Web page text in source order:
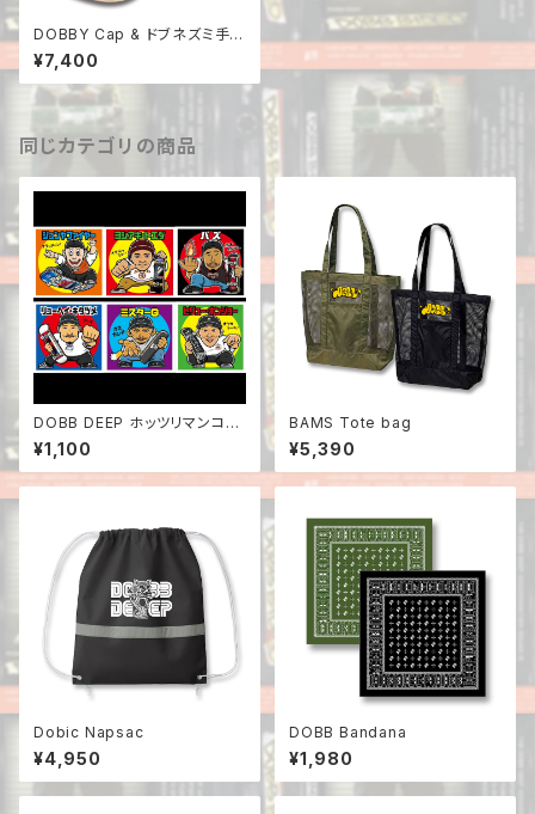
DOBBY Cap & ドブネズミ手ぬ
ぐい セット
¥7,400
同じカテゴリの商品
DOBB DEEP ホッツリマンコン
プリートセット
¥1,100
BAMS Tote bag
¥5,390
Dobic Napsac
¥4,950
DOBB Bandana
¥1,980